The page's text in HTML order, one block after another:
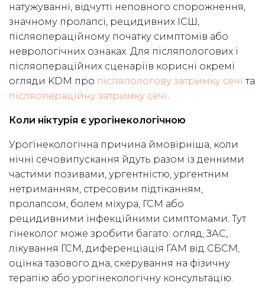
натужуванні, відчутті неповного спорожнення,
значному пролапсі, рецидивних ІСШ,
післяопераційному початку симптомів або
неврологічних ознаках. Для післяпологових і
післяопераційних сценаріїв корисні окремі
огляди KDM про післяпологову затримку сечі та
післяопераційну затримку сечі
Коли ніктурія є урогінекологічною
Урогінекологічна причина ймовірніша, коли
нічні сечовипускання йдуть разом із денними
частими позивами, ургентністю, ургентним
нетриманням, стресовим підтіканням,
пролапсом, болем міхура, ГСМ або
рецидивними інфекційними симптомами. Тут
гінеколог може зробити багато: огляд, ЗАС,
лікування ГСМ, диференціація ГАМ від СБСМ,
оцінка тазового дна, скерування на фізичну
терапію або урогінекологічну консультацію.